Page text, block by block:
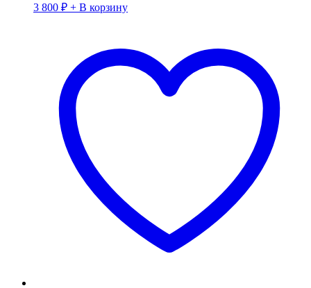
3 800 ₽ + В корзину